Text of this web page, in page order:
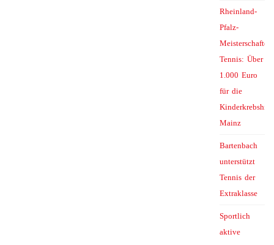
Rheinland-
Pfalz-
Meisterschaften
Tennis: Über
1.000 Euro
für die
Mainz
Bartenbach
unterstützt
Tennis der
Extraklasse
Sportlich
aktive